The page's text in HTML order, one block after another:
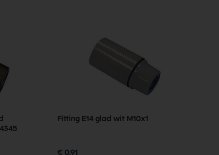
Fitting E14 glad wit M10x1
€ 0,91